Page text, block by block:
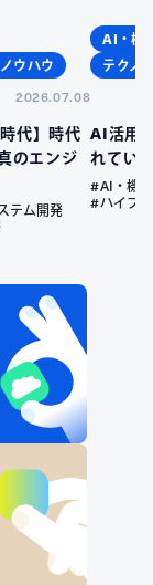
ノウハウ
2026.07.08
代】時代
のエンジ
テム開発
AI・機
テクノ
AI活用
れてい
#AI・機
#ハイブ